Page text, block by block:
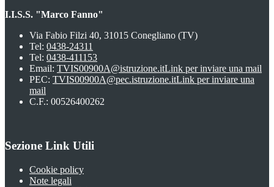
I.I.S.S. "Marco Fanno"
Via Fabio Filzi 40, 31015 Conegliano (TV)
Tel: 0438-24311
Tel: 0438-411153
Email: TVIS00900A@istruzione.itLink per inviare una mail
PEC: TVIS00900A@pec.istruzione.itLink per inviare una
mail
C.F.: 00526400262
Sezione Link Utili
Cookie policy
Note legali